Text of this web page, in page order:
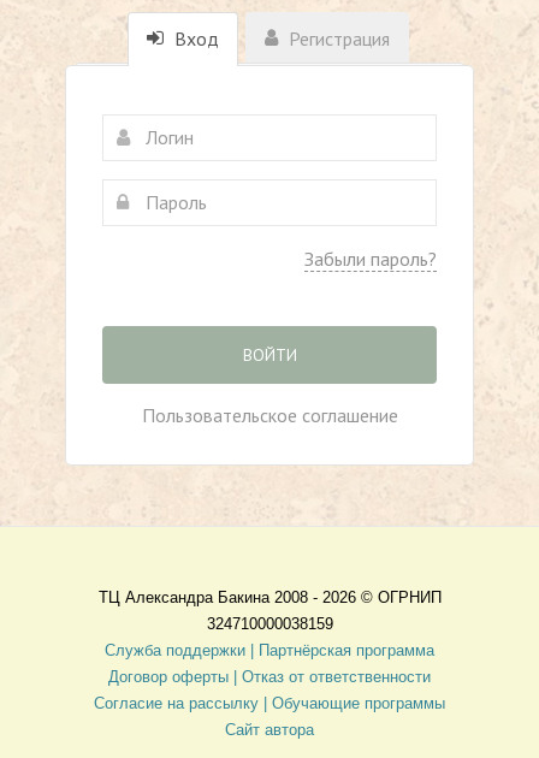
Вход Регистрация
Забыли пароль?
ВОЙТИ
Пользовательское соглашение
ТЦ Александра Бакина 2008 - 2026 © ОГРНИП
324710000038159
Служба поддержки |
Партнёрская программа
Договор оферты
| Отказ от ответственности
Согласие на рассылку | Обучающие программы
Сайт автора